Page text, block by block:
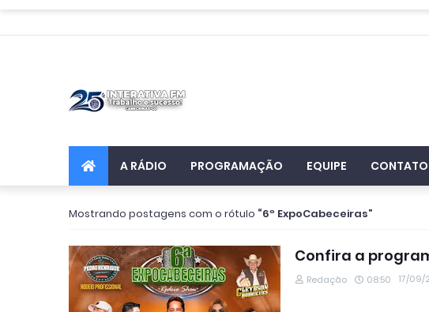
A RÁDIO PROGRAMAÇÃO EQUIPE
Mostrando postagens com o rótulo 6º ExpoCabeceiras
Confira a
Redação 08:50 17/09/